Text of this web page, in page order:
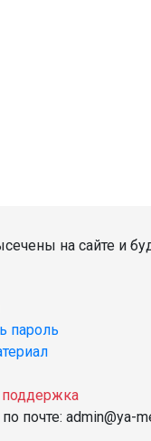
на сайте и
пароль
поддержка
почте: admin@ya-